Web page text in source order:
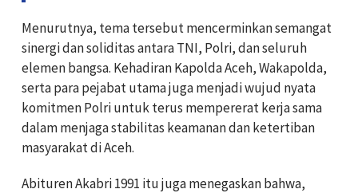
Menurutnya, tema tersebut mencerminkan semangat
sinergi dan soliditas antara TNI, Polri, dan seluruh
elemen bangsa. Kehadiran Kapolda Aceh, Wakapolda,
serta para pejabat utama juga menjadi wujud nyata
komitmen Polri untuk terus mempererat kerja sama
dalam menjaga stabilitas keamanan dan ketertiban
masyarakat di Aceh.
Abituren Akabri 1991 itu juga menegaskan bahwa,